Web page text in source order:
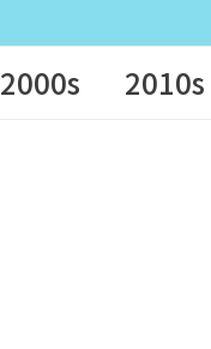
2000s 2010s